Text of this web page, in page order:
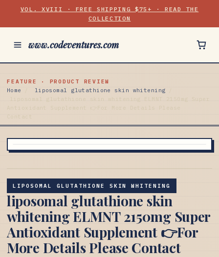
VOL. XVIII · FREE SHIPPING $75+ · READ THE
COLLECTION
www.codeventures.com
FEATURE · PRODUCT REVIEW
Home
liposomal glutathione skin whitening
liposomal glutathione skin whitening ELMNT 2150mg Super
LIPOSOMAL GLUTATHIONE SKIN WHITENING
liposomal glutathione skin
whitening ELMNT 2150mg Super
Antioxidant Supplement 👉For
More Details Please Contact